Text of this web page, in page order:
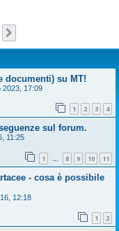
documenti) su MT!
2023, 17:09
1 2 3 4
sul forum.
11:25
1 … 8 9 10 11
- cosa è possibile
12:18
1 2